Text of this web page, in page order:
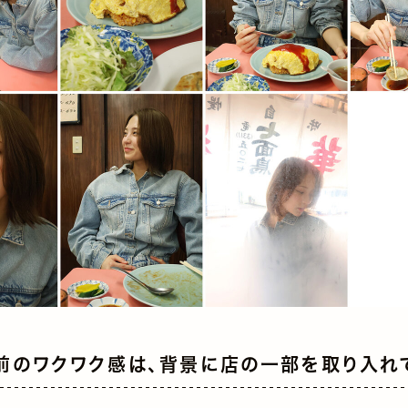
のワクワク感は、背景に店の一部を取り入れ